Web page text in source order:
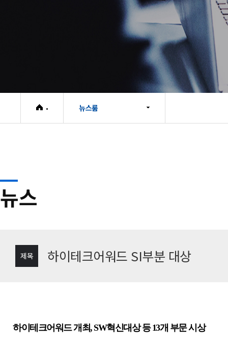
뉴스룸
뉴스
제목 하이테크어워드 SI부분 대상
하이테크어워드 개최, SW혁신대상 등 13개 부문 시상